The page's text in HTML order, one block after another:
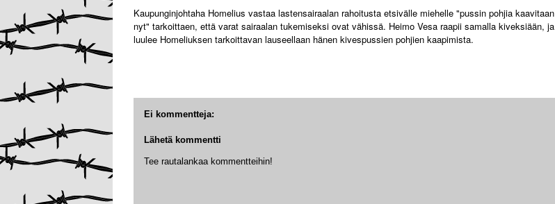
Kaupunginjohtaha Homelius vastaa lastensairaalan rahoitusta etsivälle miehelle "pussin pohjia kaavitaan
nyt" tarkoittaen, että varat sairaalan tukemiseksi ovat vähissä. Heimo Vesa raapii samalla kiveksiään, ja
luulee Homeliuksen tarkoittavan lauseellaan hänen kivespussien pohjien kaapimista.
Ei kommentteja:
Lähetä kommentti
Tee rautalankaa kommentteihin!